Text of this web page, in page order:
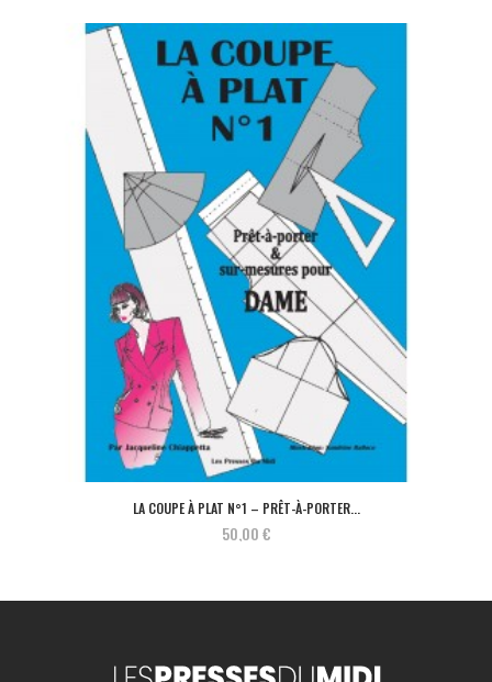
LA COUPE À PLAT N°1 – PRÊT-À-PORTER...
50,00 €